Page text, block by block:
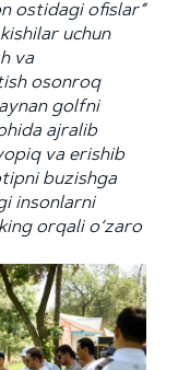
ostidagi ofislar”
kishilar uchun
va
osonroq
golfni
ajralib
va erishib
buzishga
insonlarni
orqali o‘zaro